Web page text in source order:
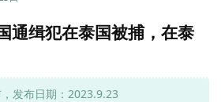
通缉犯在泰国被捕，在泰
发布日期：2023.9.23